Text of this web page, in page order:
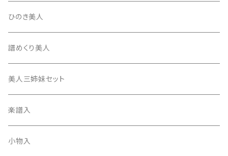
13絃用琴台（高）
消音フェルト
三角撥入（ファスナー式）
長唄・民謡撥
地唄撥
撥さや
撥滑り止めゴム
ひざゴム・胴ゴム・おひざもと
天神袋
天神巾着
ひのき美人
譜めくり美人
美人三姉妹セット
楽譜入
小物入